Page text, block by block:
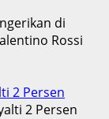
di
Rossi
2 Persen